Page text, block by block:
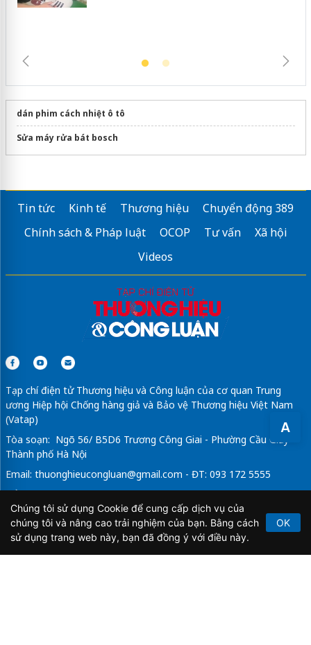
A
dán phim cách nhiệt ô tô
Sửa máy rửa bát bosch
Tin tức Kinh tế Thương hiệu
Chuyển động 389
Chính sách & Pháp luật
OCOP Tư vấn
Xã hội
Videos
Tạp chí điện tử Thương hiệu và Công luận của cơ quan Trung
ương Hiệp hội Chống hàng giả và Bảo vệ Thương hiệu Việt Nam
(Vatap)
Tòa soạn: Ngõ 56/ B5D6 Trương Công Giai - Phường Cầu Giấy -
Thành phố Hà Nội
Email: thuonghieucongluan@gmail.com - ĐT: 093 172 5555
Tổng Biên Tập: Vũ Đức Thuận
Giấy phép hoạt động báo chí điện tử số 64/GP-BTTTT do Bộ
Thông tin và Truyền thông cấp ngày 21/2/2020.
Chúng tôi sử dụng Cookie để cung cấp dịch vụ của
chúng tôi và nâng cao trải nghiệm của bạn. Bằng cách
sử dụng trang web này, bạn đã đồng ý với điều này.
OK